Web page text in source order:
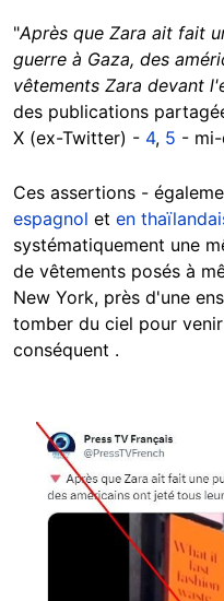
"Après que Zara ait fait
guerre à Gaza, des
vêtements Zara devant
des publications
X (ex-Twitter) - 4, 5 -
Ces assertions -
espagnol et en
systématiquement une
de vêtements posés à
New York, près d'une
tomber du ciel pour
conséquent .
Image